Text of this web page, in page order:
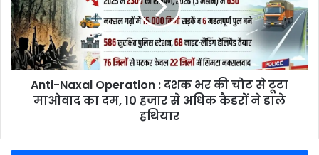
दशक
भर
की
चोट
से
माओवाद
10
Anti-Naxal Operation : दशक भर की चोट से टूटा
माओवाद का दम, 10 हजार से अधिक कैडरों ने डाले
हथियार